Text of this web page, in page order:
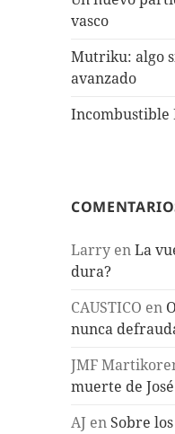
vasco
Mutriku: algo
avanzado
Incombustible
Larry enLa
dura?
CAUSTICO en
nunca
JMF
muerte de
AJ en Sobre